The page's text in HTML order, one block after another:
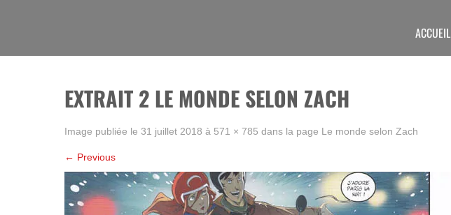
ACCUEIL
EXTRAIT 2 LE MONDE SELON ZACH
Image publiée le 31 juillet 2018 à 571 × 785 dans la page Le monde selon Zach
← Previous